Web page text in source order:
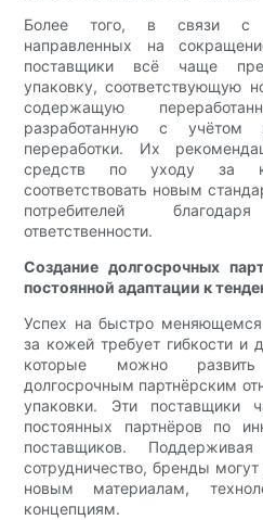
Более того, в связи с
направленных на
поставщики всё чаще
упаковку, соответствующую
содержащую
разработанную с учётом
переработки. Их
средств по уходу за
соответствовать новым
потребителей
ответственности.
Создание долгосрочных
постоянной адаптации к
Успех на быстро
за кожей требует гибкости и
которые можно
долгосрочным партнёрским
упаковки. Эти поставщики
постоянных партнёров по
поставщиков.
сотрудничество, бренды
новым материалам,
концепциям.